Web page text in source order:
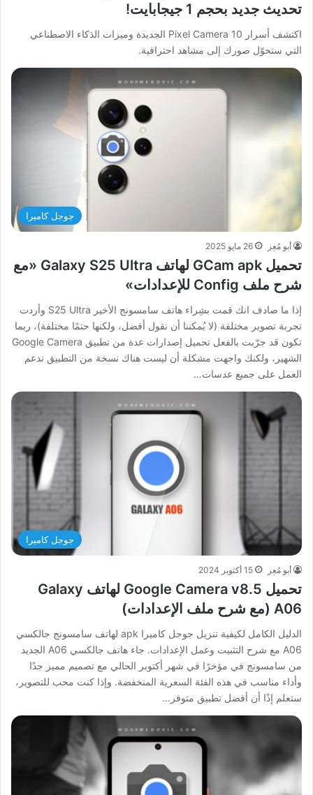
تحديث جديد بحجم 1 جيجابايت!
اكتشف أسرار Pixel Camera 10 الجديدة وميزات الذكاء الاصطناعي
التي ستحوّل صورك إلى مشاهد احترافية.
جوجل كاميرا
أبو مُعِز 26 مايو 2025
تحميل GCam apk لهاتف Galaxy S25 Ultra «مع
شرح ملف Config للإعدادات»
إذا ما صادف انك قمت بشِراء هاتف سامسونج الأخير S25 Ultra وأردت
تجربة تصوير مختلفة (لا يُمكننا أن نقول أفضل، ولكنها حتمًا مختلفة)، ربما
تكون قد جرّبت بالفعل تحميل إصدارات عدة من تطبيق Google Camera
الشهير، ولكنك واجهت مشكلة أن ليست هناك نسخة من التطبيق تدعم
العمل على جميع عدسات…
جوجل كاميرا
أبو مُعِز 15 أكتوبر 2024
تحميل Google Camera v8.5 لهاتف Galaxy
A06 (مع شرح ملف الإعدادات)
الدليل الكامل لكيفية تنزيل جوجل كاميرا apk لهاتف سامسونج جالكسي
A06 مع شرح التثبيت وعمل الإعدادات. جاء هاتف جالكسي A06 الجديد
من سامسونج في مؤخرًا في شهر أكتوبر الحالي مع تصميم مميز جدًا
وأداء مناسب في هذه الفئة السعرية المنخفضة. وإذا كنت محب للتصوير،
ستعلم إذًا أن أفضل تطبيق متوفر…